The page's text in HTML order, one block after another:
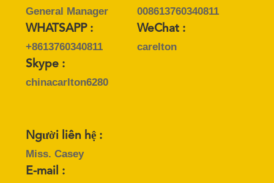
SƠ
ĐỒ
TRANG
PRIVACY
POLICY
General Manager
008613760340811
WHATSAPP :
+8613760340811
WeChat :
carelton
Skype :
chinacarlton6280
Người liên hệ :
Miss. Casey
E-mail :